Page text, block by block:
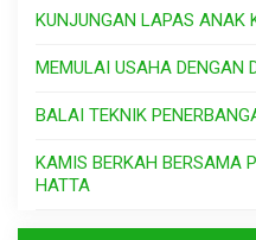
KUNJUNGAN LAPAS ANAK
MEMULAI USAHA DENGAN
BALAI TEKNIK
KAMIS BERKAH BERSAMA
HATTA